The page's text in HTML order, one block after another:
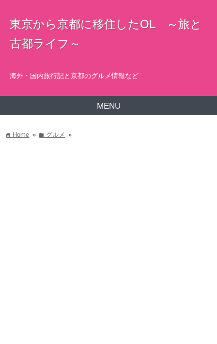
東京から京都に移住したOL ～旅と
古都ライフ～
海外・国内旅行記と京都のグルメ情報など
MENU
home Home » folder グルメ »